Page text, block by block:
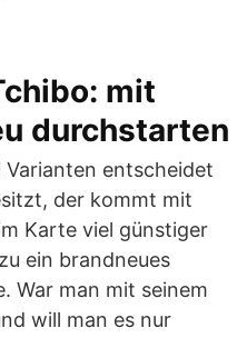
mit
durchstarten
entscheidet
der kommt mit
Karte viel günstiger
ein brandneues
War man mit seinem
will man es nur